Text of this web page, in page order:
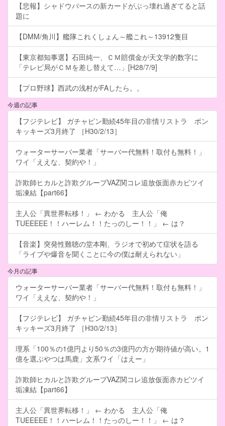
【悲報】シャドウバースの新カードがぶっ壊れ過ぎてると話
題に
【DMM/角川】艦隊これくしょん～艦これ～13912隻目
【東京都知事選】石田純一、ＣＭ賠償金が天文学的数字に
「テレビ局がＣＭを差し替えて…」[H28/7/9]
【プロ野球】西武の浅村がFAしたら。。
今週の記事
【フジテレビ】 ガチャピン勤続45年目の非情リストラ ポン
キッキーズ3月終了 ［H30/2/13］
ウォーターサーバー業者「サーバー代無料！取付も無料！」
ワイ「ええな、契約や！」
詐欺師ヒカルと詐欺グループVAZ関コレ追放仮面赤カビツイ
垢凍結【part66】
主人公「異世界転移！」 ← わかる 主人公「俺
TUEEEEE！！ハーレム！！たっのしー！！」 ← は？
【音楽】突発性難聴の堂本剛、ラジオで初めて症状を語る
「ライブや爆音を聞くことに今の僕は耐えられない」
今月の記事
ウォーターサーバー業者「サーバー代無料！取付も無料！」
ワイ「ええな、契約や！」
【フジテレビ】 ガチャピン勤続45年目の非情リストラ ポン
キッキーズ3月終了 ［H30/2/13］
理系「100％の1億円より50％の3億円の方が期待値が高い。1
億を選ぶやつは馬鹿」文系ワイ「はえー」
詐欺師ヒカルと詐欺グループVAZ関コレ追放仮面赤カビツイ
垢凍結【part66】
主人公「異世界転移！」 ← わかる 主人公「俺
TUEEEEE！！ハーレム！！たっのしー！！」 ← は？